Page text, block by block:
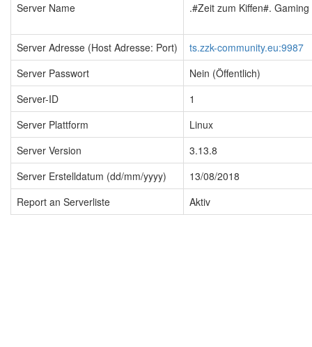
Server Name .#Zeit zum Kiffen#.
Server Adresse (Host Adresse: Port)
ts.zzk-community.eu:9987
Server Passwort
Nein (Öffentlich)
Server-ID
1
Server Plattform
Linux
Server Version
3.13.8
Server Erstelldatum (dd/mm/yyyy)
13/08/2018
Report an Serverliste
Aktiv